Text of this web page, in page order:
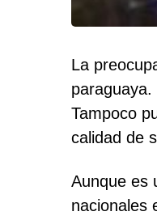
La
Tampoco
calidad de
Aunque es
nacionales